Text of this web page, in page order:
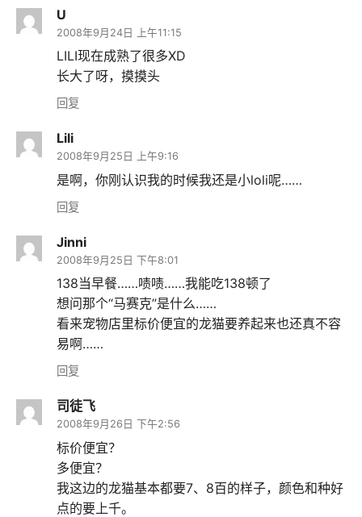
U
2008年9月24日 上午11:15
LILI现在成熟了很多XD
长大了呀，摸摸头
回复
Lili
2008年9月25日 上午9:16
是啊，你刚认识我的时候我还是小loli呢……
回复
Jinni
2008年9月25日 下午8:01
138当早餐……啧啧……我能吃138顿了
想问那个“马赛克”是什么……
看来宠物店里标价便宜的龙猫要养起来也还真不容
易啊……
回复
司徒飞
2008年9月26日 下午2:56
标价便宜？
多便宜？
我这边的龙猫基本都要7、8百的样子，颜色和种好
点的要上千。